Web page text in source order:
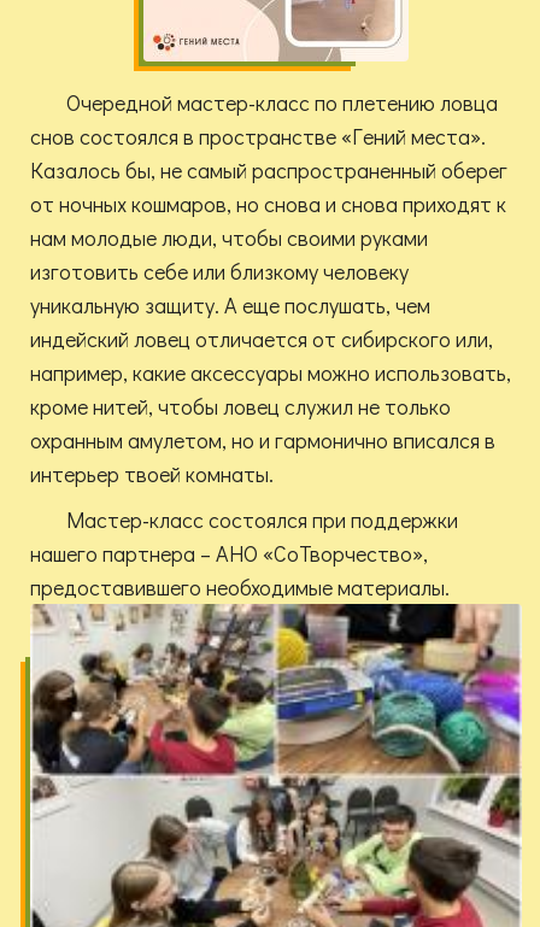
Очередной мастер-класс по плетению ловца
снов состоялся в пространстве «Гений места».
Казалось бы, не самый распространенный оберег
от ночных кошмаров, но снова и снова приходят к
нам молодые люди, чтобы своими руками
изготовить себе или близкому человеку
уникальную защиту. А еще послушать, чем
индейский ловец отличается от сибирского или,
например, какие аксессуары можно использовать,
кроме нитей, чтобы ловец служил не только
охранным амулетом, но и гармонично вписался в
интерьер твоей комнаты.
Мастер-класс состоялся при поддержки
нашего партнера – АНО «СоТворчество»,
предоставившего необходимые материалы.